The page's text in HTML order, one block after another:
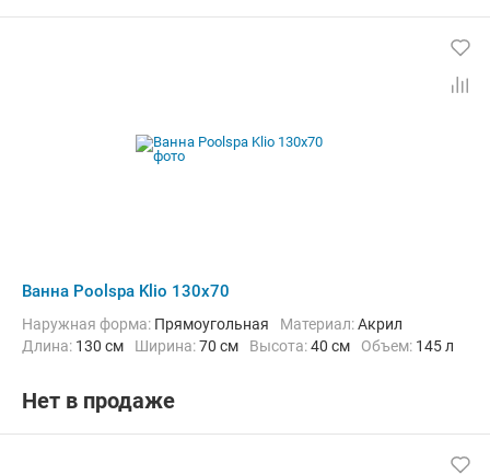
Ванна Poolspa Klio 130x70
Наружная форма: Прямоугольная Материал:Акрил
Длина: 130 см Ширина:70 см Высота:40 см Объем: 145 л
Нет в продаже